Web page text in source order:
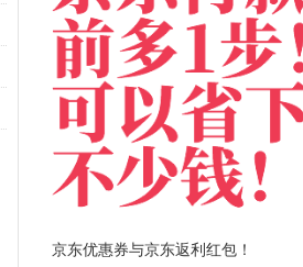
拼多多优惠券+拼多多返利